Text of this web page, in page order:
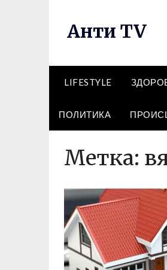
Анти TV
LIFESTYLE
ПОЛИТИКА
Метка: